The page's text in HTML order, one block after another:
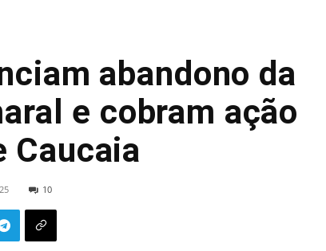
abandono da
e cobram ação
Caucaia
10